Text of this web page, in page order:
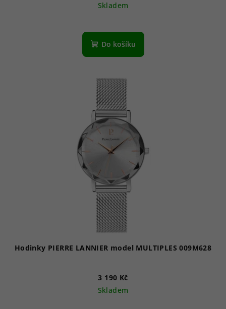
Skladem
Do košíku
Hodinky PIERRE LANNIER model MULTIPLES 009M628
3 190 Kč
Skladem